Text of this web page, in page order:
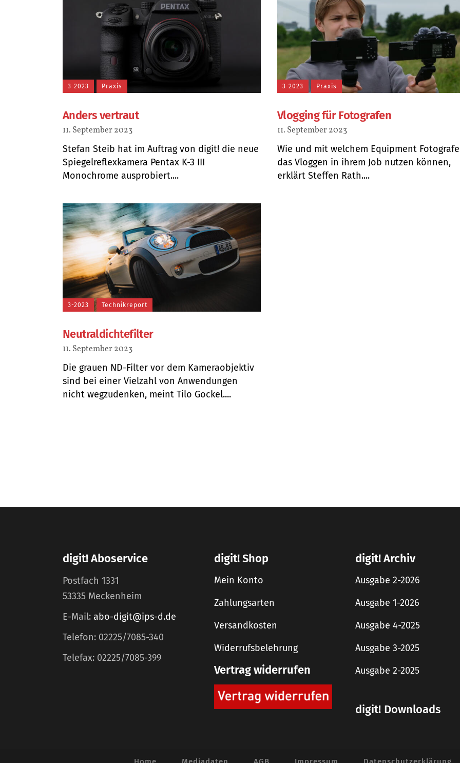
3-2023 Praxis
Anders vertraut
11. September 2023
Stefan Steib hat im Auftrag von digit! die neue
Spiegelreflexkamera Pentax K-3 III
Monochrome ausprobiert....
3-2023 Praxis
Vlogging für Fotografen
11. September 2023
Wie und mit welchem Equipment
das Vloggen in ihrem Job nutzen können,
erklärt Steffen Rath....
3-2023 Technikreport
Neutraldichtefilter
11. September 2023
Die grauen ND-Filter vor dem Kameraobjektiv
sind bei einer Vielzahl von Anwendungen
nicht wegzudenken, meint Tilo Gockel....
digit! Aboservice
Postfach 1331
53335 Meckenheim
E-Mail: abo-digit@ips-d.de
Telefon: 02225/7085-340
Telefax: 02225/7085-399
digit! Shop
Mein Konto
Zahlungsarten
Versandkosten
Widerrufsbelehrung
Vertrag widerrufen
digit! Archiv
Ausgabe 2-2026
Ausgabe 1-2026
Ausgabe 4-2025
Ausgabe 3-2025
Ausgabe 2-2025
digit! Downloads